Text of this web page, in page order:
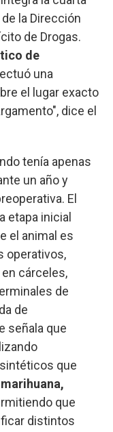
la Dirección
de Drogas.
de
una
el lugar exacto
dice el
tenía apenas
un año y
El
etapa inicial
el animal es
operativos,
cárceles,
de
de
señala que
que
que
distintos